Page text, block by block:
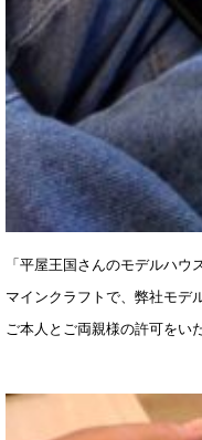
「平屋王国さんのモデルハウ
マインクラフトで、弊社モデ
ご本人とご両親様の許可をい